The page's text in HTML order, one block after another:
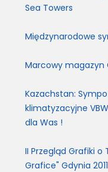
Sea Towers
Międzynarodowe
Marcowy magazyn
Kazachstan:
klimatyzacyjne
dla Was !
II Przegląd Grafiki
Grafice" Gdynia 2011